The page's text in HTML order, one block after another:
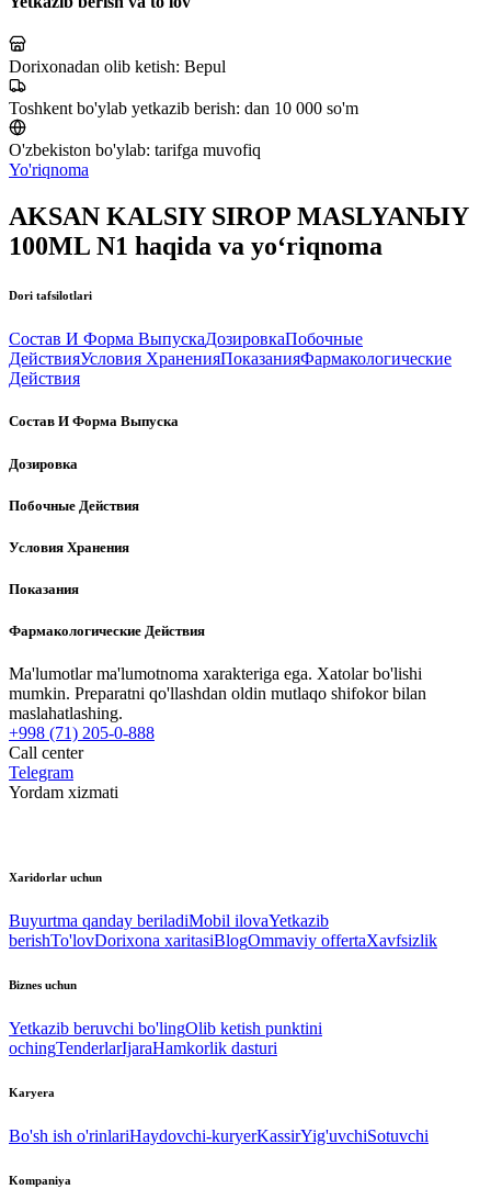
Dorixonadan olib ketish: Bepul
Toshkent bo'ylab yetkazib berish: dan 10 000 so'm
O'zbekiston bo'ylab: tarifga muvofiq
Yo'riqnoma
AKSAN KALSIY SIROP MASLYANЫY
100ML N1 haqida va yo‘riqnoma
Dori tafsilotlari
Состав И Форма ВыпускаДозировкаПобочные
ДействияУсловия ХраненияПоказанияФармакологические
Действия
Состав И Форма Выпуска
Дозировка
Побочные Действия
Условия Хранения
Показания
Фармакологические Действия
Ma'lumotlar ma'lumotnoma xarakteriga ega. Xatolar bo'lishi
mumkin. Preparatni qo'llashdan oldin mutlaqo shifokor bilan
maslahatlashing.
+998 (71) 205-0-888
Call center
Telegram
Yordam xizmati
Xaridorlar uchun
Buyurtma qanday beriladiMobil ilovaYetkazib
berishTo'lovDorixona xaritasiBlogOmmaviy offertaXavfsizlik
Biznes uchun
Yetkazib beruvchi bo'lingOlib ketish punktini
ochingTenderlarIjaraHamkorlik dasturi
Karyera
Bo'sh ish o'rinlariHaydovchi-kuryerKassirYig'uvchiSotuvchi
Kompaniya